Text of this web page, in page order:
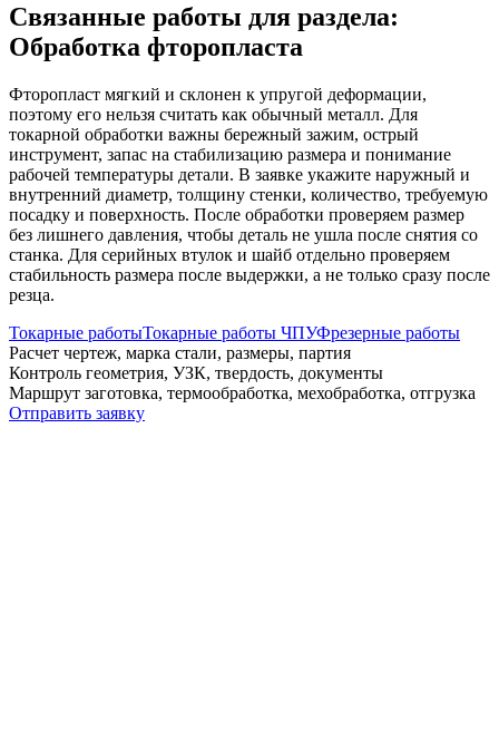
Связанные работы для раздела:
Обработка фторопласта
Фторопласт мягкий и склонен к упругой деформации,
поэтому его нельзя считать как обычный металл. Для
токарной обработки важны бережный зажим, острый
инструмент, запас на стабилизацию размера и понимание
рабочей температуры детали. В заявке укажите наружный и
внутренний диаметр, толщину стенки, количество, требуемую
посадку и поверхность. После обработки проверяем размер
без лишнего давления, чтобы деталь не ушла после снятия со
станка. Для серийных втулок и шайб отдельно проверяем
стабильность размера после выдержки, а не только сразу после
резца.
Токарные работыТокарные работы ЧПУФрезерные работы
Расчет чертеж, марка стали, размеры, партия
Контроль геометрия, УЗК, твердость, документы
Маршрут заготовка, термообработка, мехобработка, отгрузка
Отправить заявку